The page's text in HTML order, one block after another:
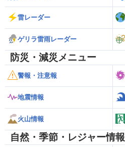
雷レーダー
ゲリラ雷雨レーダー
防災・減災メニュー
警報・注意報
地震情報
火山情報
自然・季節・レジャー情報